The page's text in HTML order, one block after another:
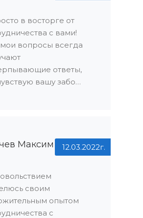
в восторге от
с вами!
вопросы всегда
ответы,
вашу заботу
Максим 12.03.2022г.
своим
опытом
с